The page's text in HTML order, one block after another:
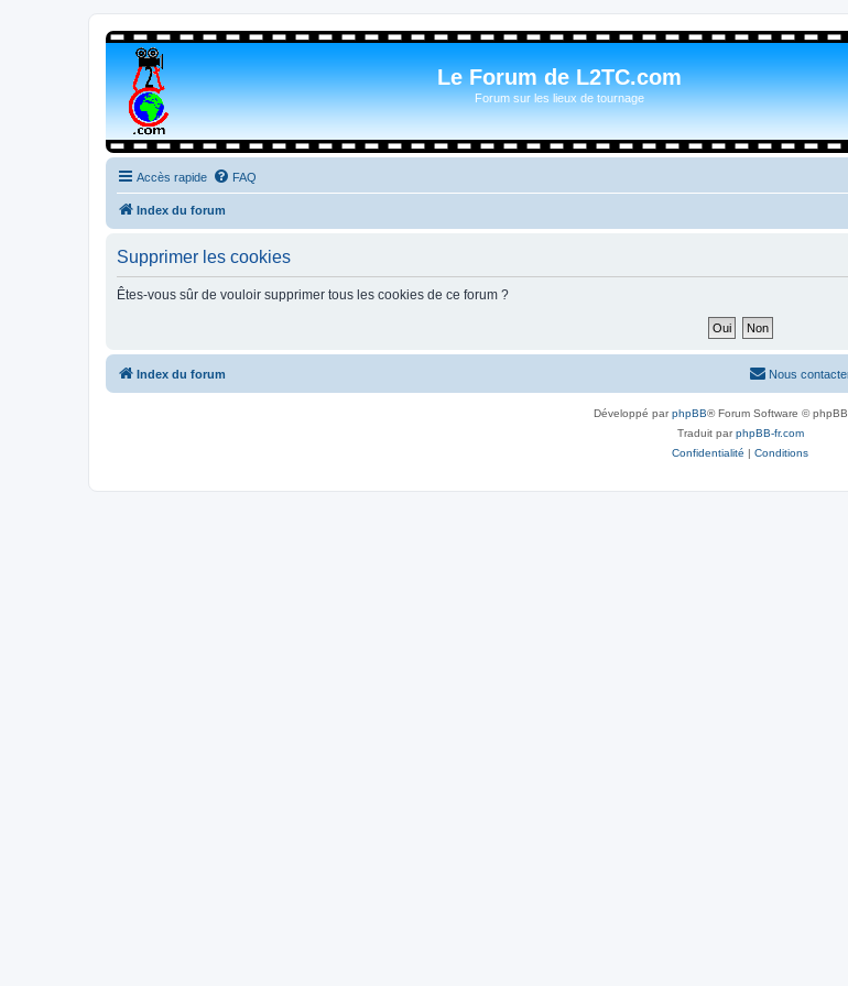
Le Forum de L2TC.com
Forum sur les lieux de tournage
Accès rapide FAQ
Index du forum
Supprimer les cookies
Êtes-vous sûr de vouloir supprimer tous les cookies de ce forum ?
Index du forum Nous
Développé parphpBB® Forum Software ©
Traduit parphpBB-fr.com
Confidentialité | Conditions